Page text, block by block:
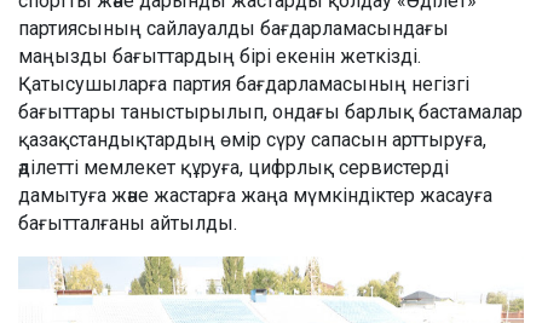
партиясының сайлауалды бағдарламасындағы
маңызды бағыттардың бірі екенін жеткізді.
Қатысушыларға партия бағдарламасының негізгі
бағыттары таныстырылып, ондағы барлық бастамалар
қазақстандықтардың өмір сүру сапасын арттыруға,
әділетті мемлекет құруға, цифрлық сервистерді
дамытуға және жастарға жаңа мүмкіндіктер жасауға
бағытталғаны айтылды.